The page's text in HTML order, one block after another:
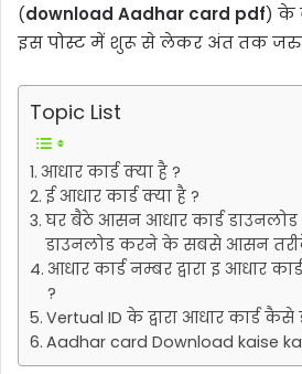
(download Aadhar card pdf) के
इस पोस्ट में शुरू से लेकर अंत तक
Topic List
आधार कार्ड क्या है ?
ई आधार कार्ड क्या है ?
घर बैठे आसन आधार कार्ड डाउनलोड
डाउनलोड करने के सबसे आसन
आधार कार्ड नम्बर द्वारा इ आधार
?
Vertual ID के द्वारा आधार कार्ड
Aadhar card Download kaise